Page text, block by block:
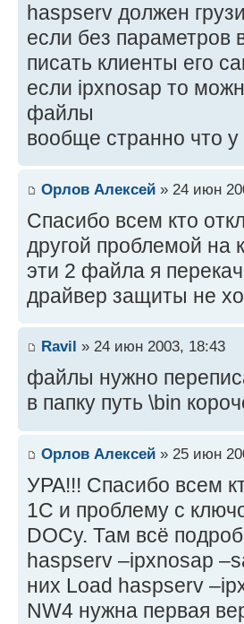
haspserv должен
если без параметров
писать клиенты его
если ipxnosap то
файлы
вообще странно что у
Орлов Алексей » 24 июн
Спасибо всем кто
другой проблемой на
эти 2 файла я
драйвер защиты не
Ravil » 24 июн 2003, 18:43
файлы нужно
в папку путь \bin
Орлов Алексей » 25 июн
УРА!!! Спасибо всем
1С и проблему с
DOCу. Там всё
haspserv –ipxnosap
них Load haspserv
NW4 нужна первая